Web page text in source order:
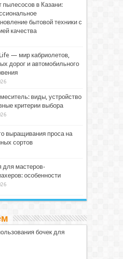
пылесосов в Казани:
бытовой техники с
качества
— мир кабриолетов,
дорог и автомобильного
виды, устройство
критерии выбора
выращивания проса на
сортов
для мастеров-
особенности
бочек для